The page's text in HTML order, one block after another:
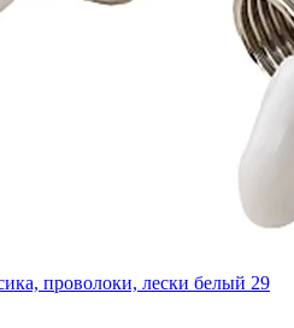
проволоки, лески белый 29